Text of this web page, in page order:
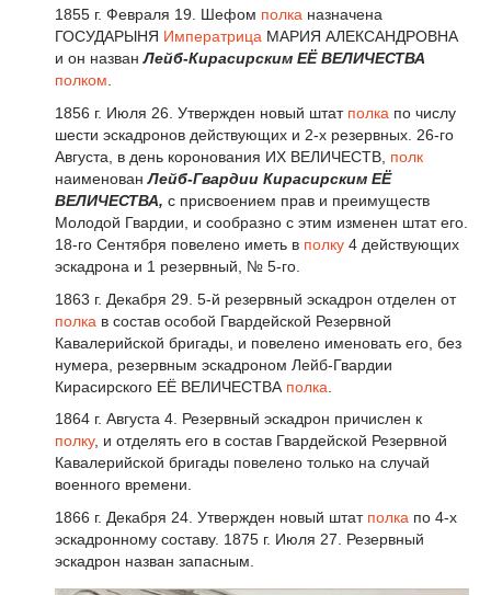
1855 г. Февраля 19. Шефом полка назначена
ГОСУДАРЫНЯ Императрица МАРИЯ АЛЕКСАНДРОВНА
и он названЛейб-Кирасирским ЕЁ ВЕЛИЧЕСТВА
полком
1856 г. Июля 26. Утвержден новый штат полка по числу
шести эскадронов действующих и 2-х резервных. 26-го
Августа, в день коронования ИХ ВЕЛИЧЕСТВ, полк
наименованЛейб-Гвардии Кирасирским ЕЁ
ВЕЛИЧЕСТВА, с присвоением прав и преимуществ
Молодой Гвардии, и сообразно с этим изменен штат его.
18-го Сентября повелено иметь в полку 4 действующих
эскадрона и 1 резервный, № 5-го.
1863 г. Декабря 29. 5-й резервный эскадрон отделен от
полка в состав особой Гвардейской Резервной
Кавалерийской бригады, и повелено именовать его, без
нумера, резервным эскадроном Лейб-Гвардии
Кирасирского ЕЁ ВЕЛИЧЕСТВА полка
1864 г. Августа 4. Резервный эскадрон причислен к
полку, и отделять его в состав Гвардейской Резервной
Кавалерийской бригады повелено только на случай
военного времени.
1866 г. Декабря 24. Утвержден новый штат полка по 4-х
эскадронному составу. 1875 г. Июля 27. Резервный
эскадрон назван запасным.